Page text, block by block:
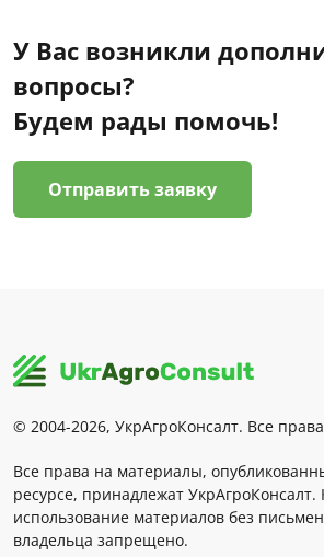
У Вас возникли
вопросы?
Будем рады помочь!
Отправить заявку
© 2004-2026, УкрАгроКонсалт. Все
Все права на материалы,
ресурсе, принадлежат УкрАгроКонсалт.
использование материалов без
владельца запрещено.